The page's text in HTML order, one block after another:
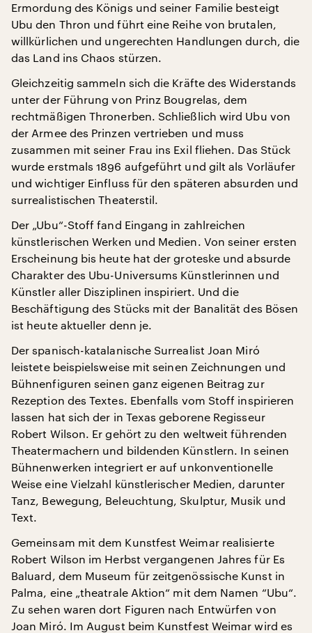
Ermordung des Königs und seiner Familie besteigt
Ubu den Thron und führt eine Reihe von brutalen,
willkürlichen und ungerechten Handlungen durch, die
das Land ins Chaos stürzen.
Gleichzeitig sammeln sich die Kräfte des Widerstands
unter der Führung von Prinz Bougrelas, dem
rechtmäßigen Thronerben. Schließlich wird Ubu von
der Armee des Prinzen vertrieben und muss
zusammen mit seiner Frau ins Exil fliehen. Das Stück
wurde erstmals 1896 aufgeführt und gilt als Vorläufer
und wichtiger Einfluss für den späteren absurden und
surrealistischen Theaterstil.
Der „Ubu“-Stoff fand Eingang in zahlreichen
künstlerischen Werken und Medien. Von seiner ersten
Erscheinung bis heute hat der groteske und absurde
Charakter des Ubu-Universums Künstlerinnen und
Künstler aller Disziplinen inspiriert. Und die
Beschäftigung des Stücks mit der Banalität des Bösen
ist heute aktueller denn je.
Der spanisch-katalanische Surrealist Joan Miró
leistete beispielsweise mit seinen Zeichnungen und
Bühnenfiguren seinen ganz eigenen Beitrag zur
Rezeption des Textes. Ebenfalls vom Stoff inspirieren
lassen hat sich der in Texas geborene Regisseur
Robert Wilson. Er gehört zu den weltweit führenden
Theatermachern und bildenden Künstlern. In seinen
Bühnenwerken integriert er auf unkonventionelle
Weise eine Vielzahl künstlerischer Medien, darunter
Tanz, Bewegung, Beleuchtung, Skulptur, Musik und
Text.
Gemeinsam mit dem Kunstfest Weimar realisierte
Robert Wilson im Herbst vergangenen Jahres für Es
Baluard, dem Museum für zeitgenössische Kunst in
Palma, eine „theatrale Aktion“ mit dem Namen “Ubu“.
Zu sehen waren dort Figuren nach Entwürfen von
Joan Miró. Im August beim Kunstfest Weimar wird es